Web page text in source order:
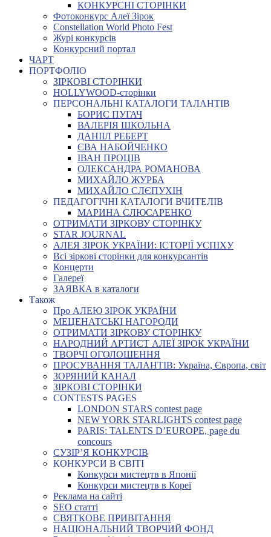
КОНКУРСНІ СТОРІНКИ
Фотоконкурс Алеї Зірок
Constellation World Photo Fest
Журі конкурсів
Конкурсний портал
ЧАРТ
ПОРТФОЛІО
ЗІРКОВІ СТОРІНКИ
HOLLYWOOD-сторінки
ПЕРСОНАЛЬНІ КАТАЛОГИ ТАЛАНТІВ
БОРИС ПУГАЧ
ВАЛЕРІЯ ШКОЛЬНА
ДАНІІЛ РЕБЕРТ
ЄВА НАБОЙЧЕНКО
ІВАН ПРОЦІВ
ОЛЕКСАНДРА РОМАНОВА
МИХАЙЛО ЖУРБА
МИХАЙЛО СЛЄПУХІН
ПЕДАГОГІЧНІ КАТАЛОГИ ВЧИТЕЛІВ
МАРИНА СЛЮСАРЕНКО
ОТРИМАТИ ЗІРКОВУ СТОРІНКУ
STAR JOURNAL
АЛЕЯ ЗІРОК УКРАЇНИ: ІСТОРІЇ УСПІХУ
Всі зіркові сторінки для конкурсантів
Концерти
Галереї
ЗАЯВКА в каталоги
Також
Про АЛЕЮ ЗІРОК УКРАЇНИ
МЕЦЕНАТСЬКІ НАГОРОДИ
ОТРИМАТИ ЗІРКОВУ СТОРІНКУ
НАРОДНИЙ АРТИСТ АЛЕЇ ЗІРОК УКРАЇНИ
ТВОРЧІ ОГОЛОШЕННЯ
ПРОСУВАННЯ ТАЛАНТІВ: Україна, Європа, світ
ЗОРЯНИЙ КАНАЛ
ЗІРКОВІ СТОРІНКИ
CONTESTS PAGES
LONDON STARS contest page
NEW YORK STARLIGHTS contest page
PARIS: TALENTS D’EUROPE, page du
concours
СУЗІР’Я КОНКУРСІВ
КОНКУРСИ В СВІТІ
Конкурси мистецтв в Японії
Конкурси мистецтв в Кореї
Реклама на сайті
SEO статті
СВЯТКОВЕ ПРИВІТАННЯ
НАЦІОНАЛЬНИЙ ТВОРЧИЙ ФОНД